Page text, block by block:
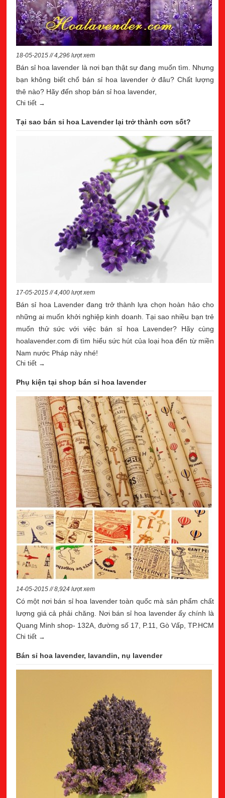
18-05-2015 // 4,296 lượt xem
Bán sỉ hoa lavender là nơi bạn thật sự đang muốn tìm. Nhưng
bạn không biết chổ bán sỉ hoa lavender ở đâu? Chất lượng
thê nào? Hãy đến shop bán sỉ hoa lavender,
Chi tiết →
Tại sao bán sỉ hoa Lavender lại trở thành cơn sốt?
17-05-2015 // 4,400 lượt xem
Bán sỉ hoa Lavender đang trở thành lựa chọn hoàn hảo cho
những ai muốn khởi nghiệp kinh doanh. Tại sao nhiều bạn trẻ
muốn thử sức với việc bán sỉ hoa Lavender? Hãy cùng
hoalavender.com đi tìm hiểu sức hút của loại hoa đến từ miền
Nam nước Pháp này nhé!
Chi tiết →
Phụ kiện tại shop bán sỉ hoa lavender
14-05-2015 // 8,924 lượt xem
Có một nơi bán sỉ hoa lavender toàn quốc mà sản phẩm chất
lượng giá cả phải chăng. Nơi bán sỉ hoa lavender ấy chính là
Quang Minh shop- 132A, đường số 17, P.11, Gò Vấp, TP.HCM
Chi tiết →
Bán sỉ hoa lavender, lavandin, nụ lavender